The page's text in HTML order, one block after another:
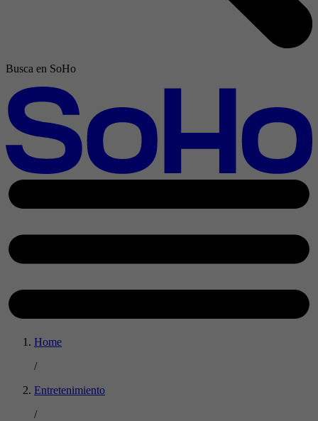
Busca en SoHo
Home
/
Entretenimiento
/